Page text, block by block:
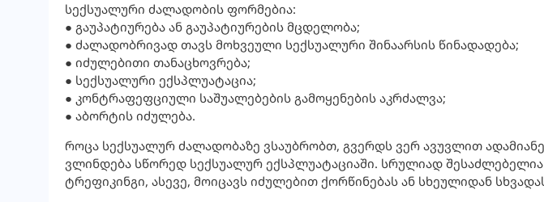
სექსუალური ძალადობის ფორმებია:
● გაუპატიურება ან გაუპატიურების მცდელობა;
● ძალადობრივად თავს მოხვეული სექსუალური შინაარსის წინადადება;
● იძულებითი თანაცხოვრება;
● სექსუალური ექსპლუატაცია;
● კონტრაფეფციული საშუალებების გამოყენების აკრძალვა;
● აბორტის იძულება.
როცა სექსუალურ ძალადობაზე ვსაუბრობთ, გვერდს ვერ ავუვლით
ვლინდება სწორედ სექსუალურ ექსპლუატაციაში. სრულიად
ტრეფიკინგი, ასევე, მოიცავს იძულებით ქორწინებას ან სხეულიდან